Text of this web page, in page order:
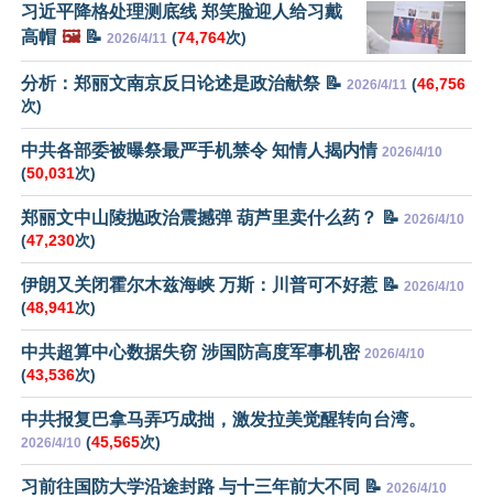
习近平降格处理测底线 郑笑脸迎人给习戴
高帽 🖼️📝 2026/4/11 (74,764次)
分析：郑丽文南京反日论述是政治献祭 📝 2026/4/11 (46,756
次)
中共各部委被曝祭最严手机禁令 知情人揭内情 2026/4/10
(50,031次)
郑丽文中山陵抛政治震撼弹 葫芦里卖什么药？ 📝 2026/4/10
(47,230次)
伊朗又关闭霍尔木兹海峡 万斯：川普可不好惹 📝 2026/4/10
(48,941次)
中共超算中心数据失窃 涉国防高度军事机密 2026/4/10
(43,536次)
中共报复巴拿马弄巧成拙，激发拉美觉醒转向台湾。
2026/4/10 (45,565次)
习前往国防大学沿途封路 与十三年前大不同 📝 2026/4/10